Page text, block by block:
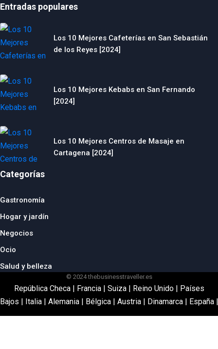
Entradas populares
Los 10 Mejores Cafeterías en San Sebastián
de los Reyes [2024]
Los 10 Mejores Kebabs en San Fernando
[2024]
Los 10 Mejores Centros de Masaje en
Cartagena [2024]
Categorías
Gastronomía
Hogar y jardín
Negocios
Ocio
Salud y belleza
© 2024 thebusinesstraveller.es
República Checa| Francia| Suiza| Reino Unido|
Países
Bajos
Italia Alemania Bélgica Austria Dinamarca España